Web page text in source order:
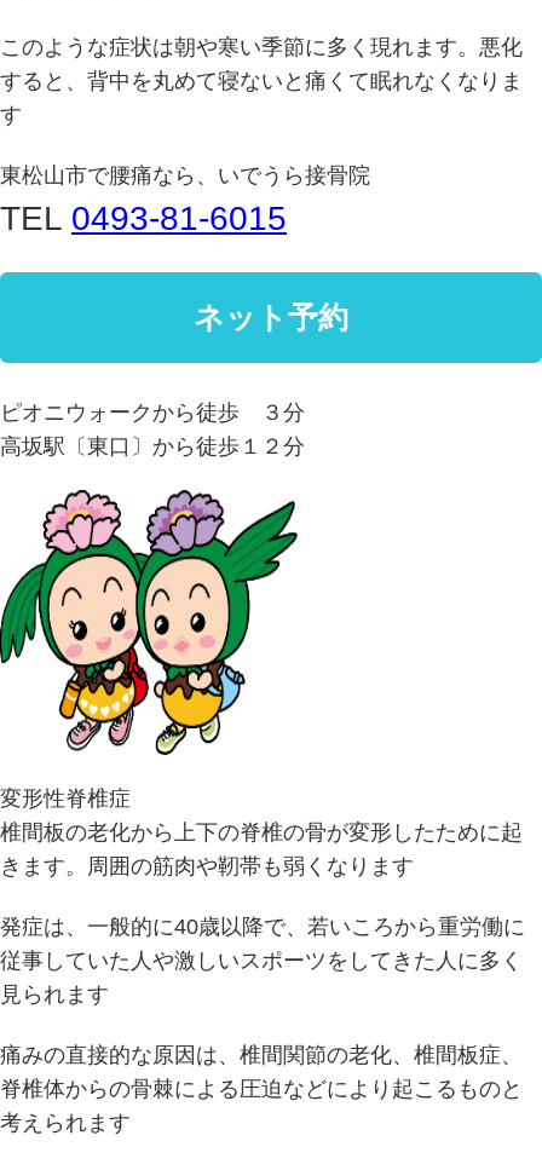
このような症状は朝や寒い季節に多く現れます。悪化
すると、背中を丸めて寝ないと痛くて眠れなくなりま
す
東松山市で腰痛なら、いでうら接骨院
TEL 0493-81-6015
ピオニウォークから徒歩 ３分
高坂駅〔東口〕から徒歩１２分
変形性脊椎症
椎間板の老化から上下の脊椎の骨が変形したために起
きます。周囲の筋肉や靭帯も弱くなります
発症は、一般的に40歳以降で、若いころから重労働に
従事していた人や激しいスポーツをしてきた人に多く
見られます
痛みの直接的な原因は、椎間関節の老化、椎間板症、
脊椎体からの骨棘による圧迫などにより起こるものと
考えられます